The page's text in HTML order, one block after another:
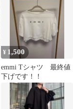
¥ 1,500
emmi Tシャツ 最終値
下げです！！